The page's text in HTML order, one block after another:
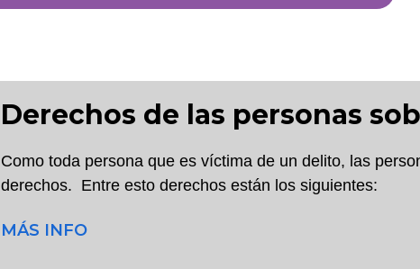
Derechos de las personas
Como toda persona que es víctima de un delito, las
derechos. Entre esto derechos están los siguientes:
MÁS INFO